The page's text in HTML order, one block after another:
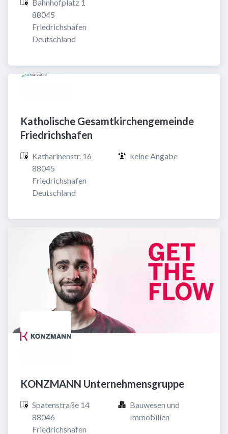
Bahnhofplatz 1
88045
Friedrichshafen
Deutschland
Katholische Gesamtkirchengemeinde
Friedrichshafen
Katharinenstr. 16
88045
Friedrichshafen
Deutschland
keine Angabe
KONZMANN Unternehmensgruppe
Spatenstraße 14
88046
Friedrichshafen
Bauwesen und
Immobilien